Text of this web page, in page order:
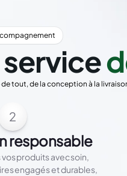
tout, de la conception à la
2
responsable
produits avec soin,
engagés et durables,